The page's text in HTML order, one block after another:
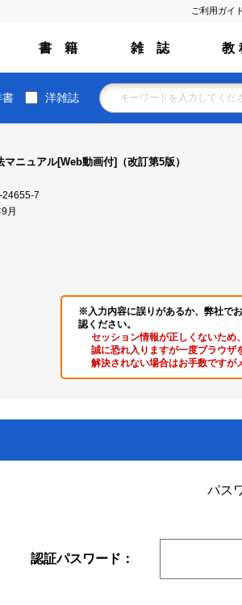
ご利用ガイ
書 籍 雑 誌 教
書 洋雑誌
ニュアル[Web動画付]（改訂第5版）
24655-7
月
※入力内容に誤りがあるか、弊社で
認ください。
セッション情報が正しくないため
誠に恐れ入りますが一度ブラウザ
解決されない場合はお手数ですが
パス
認証パスワード：